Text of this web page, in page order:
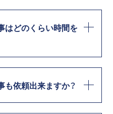
はどのくらい時間を
も依頼出来ますか？